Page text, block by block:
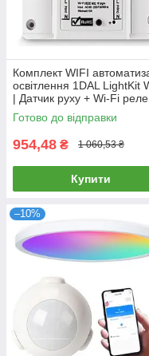
Комплект WIFI
освітлення 1DAL LightKit
| Датчик руху + Wi-Fi
APP "Tuya Smart"
Готово до відправки
954,48 ₴ 1 060,53 ₴
Купити
–10%